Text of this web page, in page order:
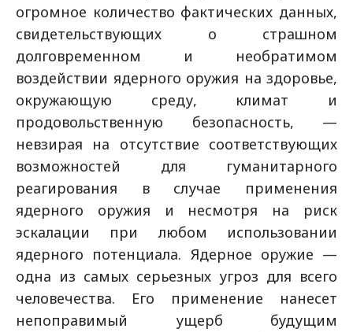
огромное количество фактических данных,
свидетельствующих о страшном
долговременном и необратимом
воздействии ядерного оружия на здоровье,
окружающую среду, климат и
продовольственную безопасность, —
невзирая на отсутствие соответствующих
возможностей для гуманитарного
реагирования в случае применения
ядерного оружия и несмотря на риск
эскалации при любом использовании
ядерного потенциала. Ядерное оружие —
одна из самых серьезных угроз для всего
человечества. Его применение нанесет
непоправимый ущерб будущим